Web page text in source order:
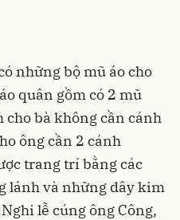
những bộ mũ áo cho
quân gồm có 2 mũ
cho bà không cần cánh
ông cần 2 cánh
trang trí bằng các
lánh và những dây kim
lễ cúng ông Công,